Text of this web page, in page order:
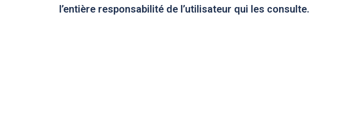
l’entière responsabilité de l’utilisateur qui les consulte.